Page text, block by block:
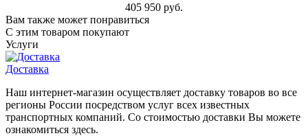
405 950 руб.
Вам также может понравиться
С этим товаром покупают
Услуги
Доставка
Наш интернет-магазин осуществляет доставку товаров во все
регионы России посредством услуг всех известных
транспортных компаний. Со стоимостью доставки Вы можете
ознакомиться здесь.